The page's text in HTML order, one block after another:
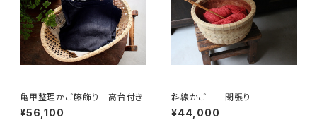
亀甲整理かご籐飾り 高台付き
¥56,100
斜線かご 一閑張り
¥44,000